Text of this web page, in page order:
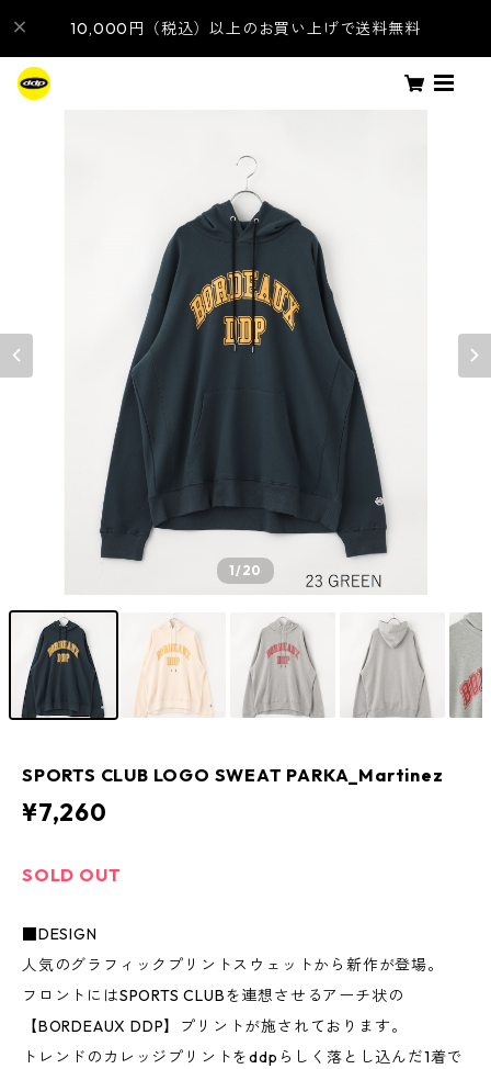
10,000円（税込）以上のお買い上げで送料無料
1/20
SPORTS CLUB LOGO SWEAT PARKA_Martinez
¥7,260
SOLD OUT
■DESIGN
人気のグラフィックプリントスウェットから新作が登場。
フロントにはSPORTS CLUBを連想させるアーチ状の
【BORDEAUX DDP】プリントが施されております。
トレンドのカレッジプリントをddpらしく落とし込んだ1着で